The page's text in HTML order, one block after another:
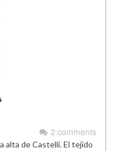
2 comments
alta de Castelli. El tejido